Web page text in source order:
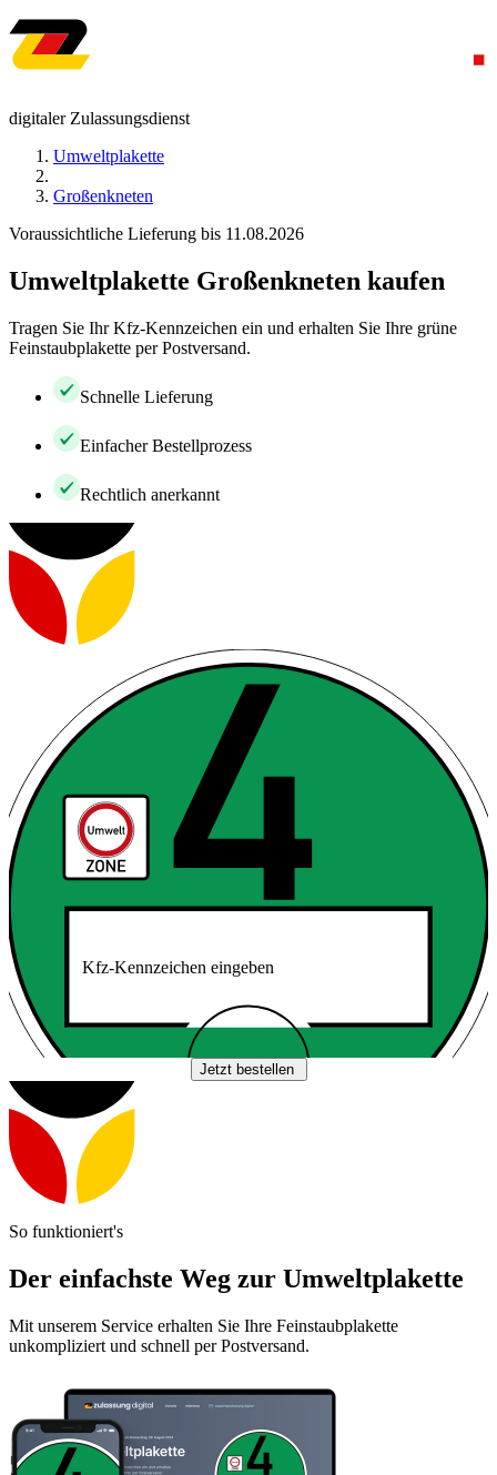
digitaler Zulassungsdienst
Umweltplakette
Großenkneten
Voraussichtliche Lieferung bis 11.08.2026
Umweltplakette Großenkneten kaufen
Tragen Sie Ihr Kfz-Kennzeichen ein und erhalten Sie Ihre grüne
Feinstaubplakette per Postversand.
Schnelle Lieferung
Einfacher Bestellprozess
Rechtlich anerkannt
Kfz-Kennzeichen eingeben
Jetzt bestellen
So funktioniert's
Der einfachste Weg zur Umweltplakette
Mit unserem Service erhalten Sie Ihre Feinstaubplakette
unkompliziert und schnell per Postversand.